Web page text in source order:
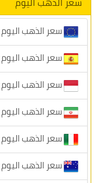
سعر الذهب
سعر الذهب
سعر الذهب
سعر الذهب
سعر الذهب
سعر الذهب